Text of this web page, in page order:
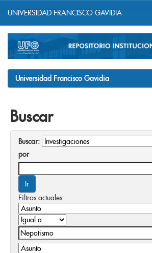
navigation
UNIVERSIDAD FRANCISCO GAVIDIA
Universidad Francisco Gavidia
Buscar
Buscar:
por
Filtros actuales: